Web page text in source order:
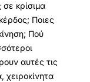
κρίσιμα
Ποιες
Πού
αυτές τις
χειροκίνητα